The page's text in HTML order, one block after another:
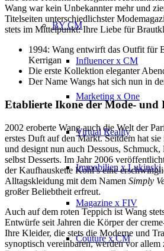
BY CM
Influencer x CM
Marketing x One
Virtual Reality
Immobilien x Lukinski
Magazine x FIV
Couture x CM
Wang war kein Unbekannter mehr und
Titelseiten unterschiedlichster
stets im Mittelpunkt: Ihre Liebe für
1994: Wang entwirft das Outfit für
Kerrigan
Die erste Kollektion eleganter
Der Name Wangs hat sich nun in
Etablierte Ikone der Mode- und
2002 eroberte Wang auch die Welt der
erstes Duft auf den Markt. Seitdem hat
und designt nun auch Dessous,
selbst Desserts. Im Jahr 2006
der Kaufhauskette Kohl’s eine
Alltagskleidung mit dem Namen Simply
großer Beliebtheit erfreut.
Auch auf dem roten Teppich ist Wang
Entwürfe seit Jahren die Körper der
Ihre Kleider, die stets die Moderne und
synoptisch vereinbaren, werden vor